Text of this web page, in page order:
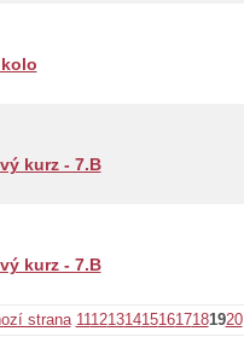
kurz - 7.B
kurz - 7.B
strana 11121314151617181920